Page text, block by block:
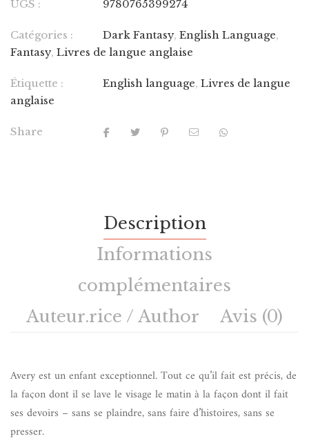
UGS : 9780765399274
Catégories : Dark Fantasy, English Language,
Fantasy, Livres de langue anglaise
Étiquette : English language, Livres de langue
anglaise
Share
Description
Informations
complémentaires
Auteur.rice / Author
Avis (0)
Avery est un enfant exceptionnel. Tout ce qu’il fait est précis, de
la façon dont il se lave le visage le matin à la façon dont il fait
ses devoirs – sans se plaindre, sans faire d’histoires, sans se
presser.